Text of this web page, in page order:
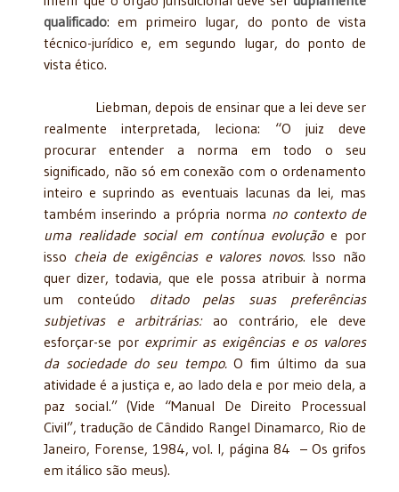
qualificado: em primeiro lugar, do ponto de vista
técnico-jurídico e, em segundo lugar, do ponto de
vista ético.
Liebman, depois de ensinar que a lei deve ser
realmente interpretada, leciona: “O juiz deve
procurar entender a norma em todo o seu
significado, não só em conexão com o ordenamento
inteiro e suprindo as eventuais lacunas da lei, mas
também inserindo a própria norma no contexto de
uma realidade social em contínua evoluçãoe por
isso cheia de exigências e valores novos. Isso não
quer dizer, todavia, que ele possa atribuir à norma
um conteúdo ditado pelas suas preferências
subjetivas e arbitrárias: ao contrário, ele deve
esforçar-se por exprimir as exigências e os valores
da sociedade do seu tempo.O fim último da sua
atividade é a justiça e, ao lado dela e por meio dela, a
paz social.” (Vide “Manual De Direito Processual
Civil”, tradução de Cândido Rangel Dinamarco, Rio de
Janeiro, Forense, 1984, vol. I, página 84 – Os grifos
em itálico são meus).